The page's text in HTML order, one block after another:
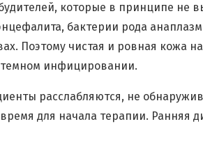
которые в принципе
бактерии рода
Поэтому чистая и ровная кожа
инфицировании.
расслабляются, не
для начала терапии.